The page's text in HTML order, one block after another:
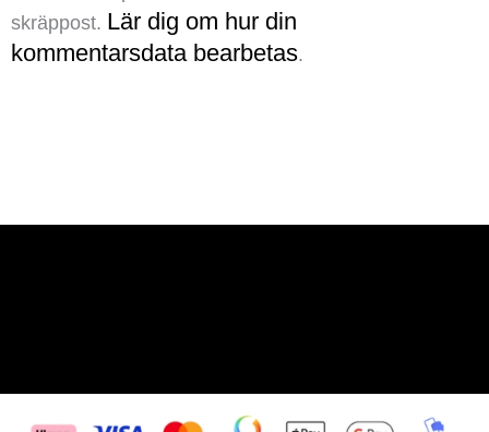
skräppost. Lär dig om hur din
kommentarsdata bearbetas.